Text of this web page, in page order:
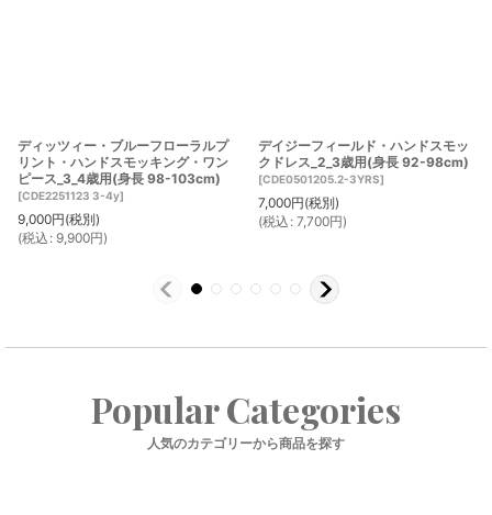
ディッツィー・ブルーフローラルプ
リント・ハンドスモッキング・ワン
ピース_3_4歳用(身長 98-103cm)
[CDE2251123 3-4y]
9,000円(税別)
(税込 : 9,900円)
デイジーフィールド・ハンドスモッ
クドレス_2_3歳用(身長 92-98cm)
[CDE0501205.2-3YRS]
7,000円(税別)
(税込 : 7,700円)
Popular Categories
人気のカテゴリーから商品を探す